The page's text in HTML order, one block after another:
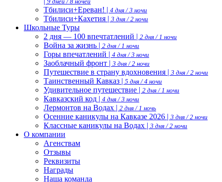
Тбилиси+Ереван! | 4 дня / 3 ночи
Тбилиси+Кахетия | 3 дня / 2 ночи
Школьные Туры
2 дня — 100 впечтатлений | 2 дня / 1 ночи
Война за жизнь | 2 дня / 1 ночи
Горы впечатлений | 4 дня / 3 ночи
Заоблачный фронт | 3 дня / 2 ночи
Путешествие в страну вдохновения | 3 дня / 2 ночи
Таинственный Кавказ | 5 дня / 4 ночи
Удивительное путешествие | 2 дня / 1 ночи
Кавказский код | 4 дня / 3 ночи
Лермонтов на Водах | 2 дня / 1 ночь
Осенние каникулы на Кавказе 2026 | 3 дня / 2 ночи
Классные каникулы на Водах | 3 дня / 2 ночи
О компании
Агенствам
Отзывы
Реквизиты
Награды
Наша команда